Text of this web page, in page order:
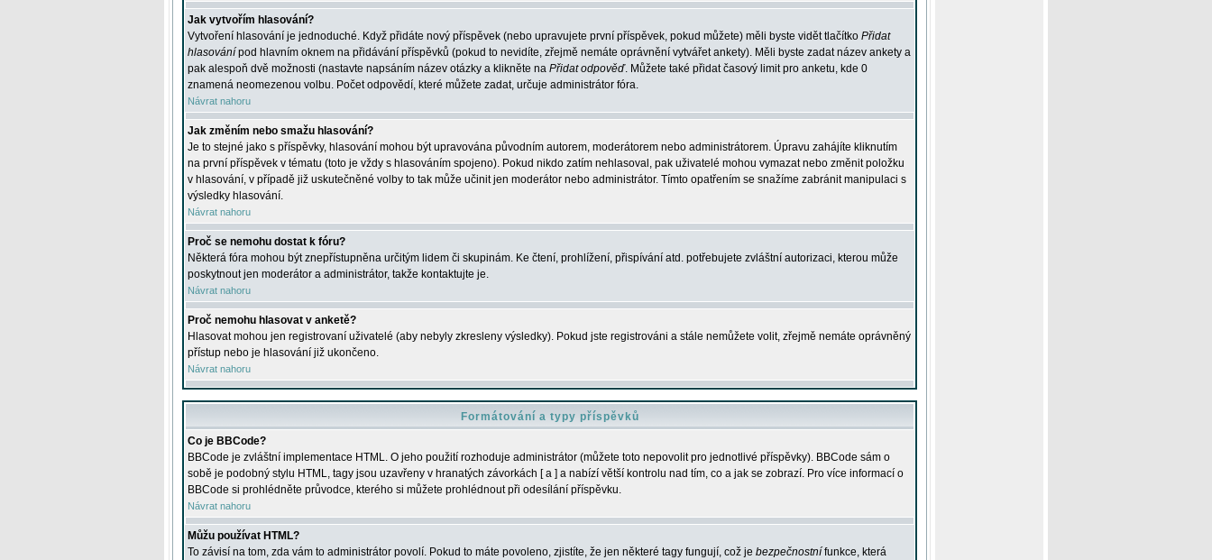
Jak vytvořím hlasování?
Vytvoření hlasování je jednoduché. Když přidáte nový příspěvek (nebo upravujete první příspěvek, pokud můžete) měli byste vidět tlačítko Přidat
hlasování pod hlavním oknem na přidávání příspěvků (pokud to nevidíte, zřejmě nemáte oprávnění vytvářet ankety). Měli byste zadat název ankety a
pak alespoň dvě možnosti (nastavte napsáním název otázky a klikněte na Přidat odpověď. Můžete také přidat časový limit pro anketu, kde 0
znamená neomezenou volbu. Počet odpovědí, které můžete zadat, určuje administrátor fóra.
Návrat nahoru
Jak změním nebo smažu hlasování?
Je to stejné jako s příspěvky, hlasování mohou být upravována původním autorem, moderátorem nebo administrátorem. Úpravu zahájíte kliknutím
na první příspěvek v tématu (toto je vždy s hlasováním spojeno). Pokud nikdo zatím nehlasoval, pak uživatelé mohou vymazat nebo změnit položku
v hlasování, v případě již uskutečněné volby to tak může učinit jen moderátor nebo administrátor. Tímto opatřením se snažíme zabránit manipulaci s
výsledky hlasování.
Návrat nahoru
Proč se nemohu dostat k fóru?
Některá fóra mohou být znepřístupněna určitým lidem či skupinám. Ke čtení, prohlížení, přispívání atd. potřebujete zvláštní autorizaci, kterou může
poskytnout jen moderátor a administrátor, takže kontaktujte je.
Návrat nahoru
Proč nemohu hlasovat v anketě?
Hlasovat mohou jen registrovaní uživatelé (aby nebyly zkresleny výsledky). Pokud jste registrováni a stále nemůžete volit, zřejmě nemáte oprávněný
přístup nebo je hlasování již ukončeno.
Návrat nahoru
Formátování a typy příspěvků
Co je BBCode?
BBCode je zvláštní implementace HTML. O jeho použití rozhoduje administrátor (můžete toto nepovolit pro jednotlivé příspěvky). BBCode sám o
sobě je podobný stylu HTML, tagy jsou uzavřeny v hranatých závorkách [ a ] a nabízí větší kontrolu nad tím, co a jak se zobrazí. Pro více informací o
BBCode si prohlédněte průvodce, kterého si můžete prohlédnout při odesílání příspěvku.
Návrat nahoru
Můžu používat HTML?
To závisí na tom, zda vám to administrátor povolí. Pokud to máte povoleno, zjistíte, že jen některé tagy fungují, což je bezpečnostní funkce, která